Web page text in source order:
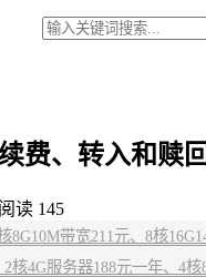
费、转入和赎
阅读 145
带宽211元、8核
核4G服务器188元一年、4核